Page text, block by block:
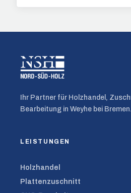
Ihr Partner für Holzhandel,
Bearbeitung in Weyhe bei Bremen.
LEISTUNGEN
Holzhandel
Plattenzuschnitt